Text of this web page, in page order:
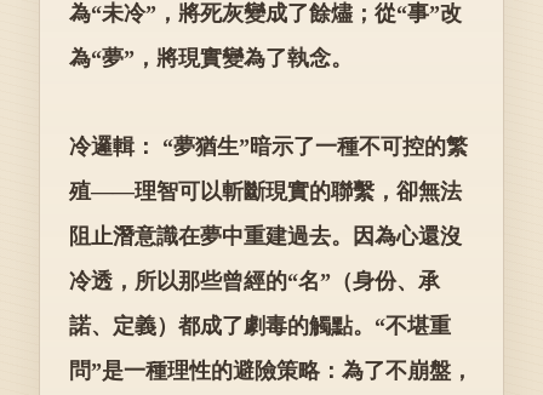
為“未冷”，將死灰變成了餘燼；從“事”改
為“夢”，將現實變為了執念。
冷邏輯： “夢猶生”暗示了一種不可控的繁
殖——理智可以斬斷現實的聯繫，卻無法
阻止潛意識在夢中重建過去。因為心還沒
冷透，所以那些曾經的“名”（身份、承
諾、定義）都成了劇毒的觸點。“不堪重
問”是一種理性的避險策略：為了不崩盤，